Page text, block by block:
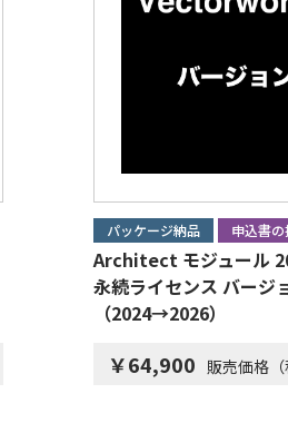
パッケージ納品 申込書
Architect モジュール
永続ライセンス バージ
（2024→2026）
￥64,900 販売価格（